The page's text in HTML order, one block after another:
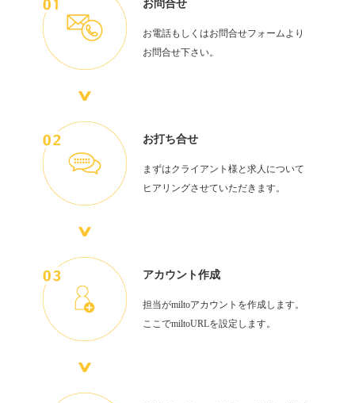
お問合せ
お電話もしくはお問合せフォームより
お問合せ下さい。
お打ち合せ
まずはクライアント様と求人について
ヒアリングさせていただきます。
アカウント作成
担当がmiltoアカウントを作成します。
ここでmiltoURLを設定します。